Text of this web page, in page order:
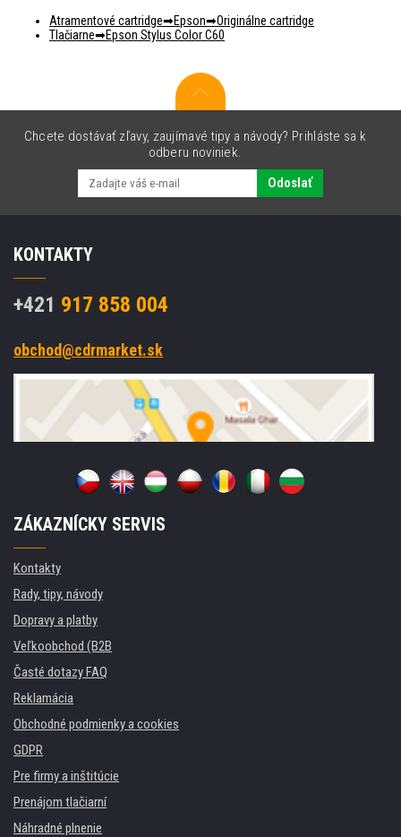
Atramentové cartridge Epson
Originálne cartridge
Tlačiarne
Epson Stylus Color C60
Chcete dostávať zľavy, zaujímavé tipy a návody? Prihláste sa k
odberu noviniek.
Odoslať
KONTAKTY
+421 917 858 004
obchod@cdrmarket.sk
ZÁKAZNÍCKY SERVIS
Kontakty
Rady, tipy, návody
Dopravy a platby
Veľkoobchod (B2B
Časté dotazy FAQ
Reklamácia
Obchodné podmienky a cookies
GDPR
Pre firmy a inštitúcie
Prenájom tlačiarní
Náhradné plnenie